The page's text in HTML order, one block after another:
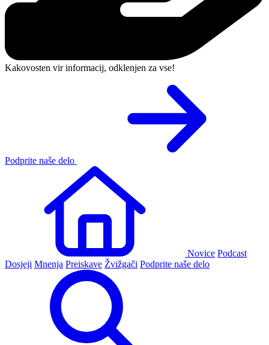
Kakovosten vir informacij, odklenjen za vse!
Podprite naše delo
Novice Podcast
Dosjeji Mnenja Preiskave Žvižgači Podprite naše delo